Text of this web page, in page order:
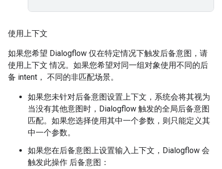
使用上下文
如果您希望 Dialogflow 仅在特定情况下触发后备意图，请
使用上下文 情况。如果您希望对同一组对象使用不同的后
备 intent， 不同的非匹配场景。
如果您未针对后备意图设置上下文，系统会将其视为
当没有其他意图时，Dialogflow 触发的全局后备意图
匹配。如果您选择使用其中一个参数，则只能定义其
中一个参数。
如果您在后备意图上设置输入上下文，Dialogflow 会
触发此操作 后备意图：